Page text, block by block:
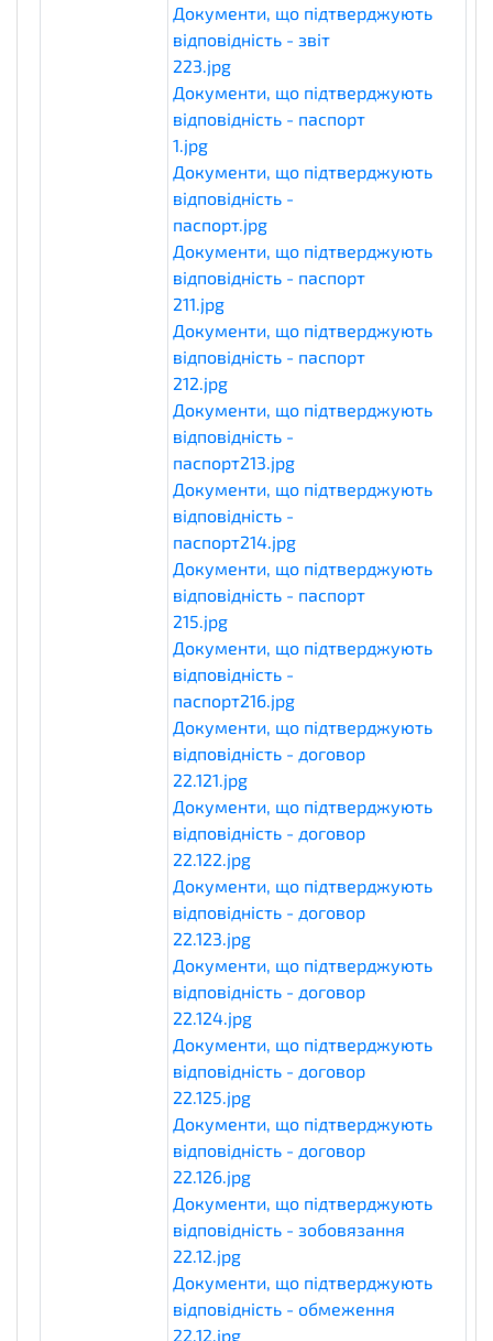
Документи, що підтверджують
відповідність - звіт
223.jpg
Документи, що підтверджують
відповідність - паспорт
1.jpg
Документи, що підтверджують
відповідність -
паспорт.jpg
Документи, що підтверджують
відповідність - паспорт
211.jpg
Документи, що підтверджують
відповідність - паспорт
212.jpg
Документи, що підтверджують
відповідність -
паспорт213.jpg
Документи, що підтверджують
відповідність -
паспорт214.jpg
Документи, що підтверджують
відповідність - паспорт
215.jpg
Документи, що підтверджують
відповідність -
паспорт216.jpg
Документи, що підтверджують
відповідність - договор
22.121.jpg
Документи, що підтверджують
відповідність - договор
22.122.jpg
Документи, що підтверджують
відповідність - договор
22.123.jpg
Документи, що підтверджують
відповідність - договор
22.124.jpg
Документи, що підтверджують
відповідність - договор
22.125.jpg
Документи, що підтверджують
відповідність - договор
22.126.jpg
Документи, що підтверджують
відповідність - зобовязання
22.12.jpg
Документи, що підтверджують
відповідність - обмеження
22.12.jpg